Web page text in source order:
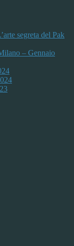
segreta del Pak
– Gennaio